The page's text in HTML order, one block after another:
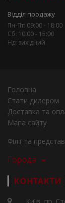
Відділ продажу
Пн-Пт: 09:00 - 18:00
Сб: 10:00 - 15:00
Нд: вихідний
Головна
Стати дилером
Доставка та
Мапа сайту
Філії та
Города
КОНТАКТИ